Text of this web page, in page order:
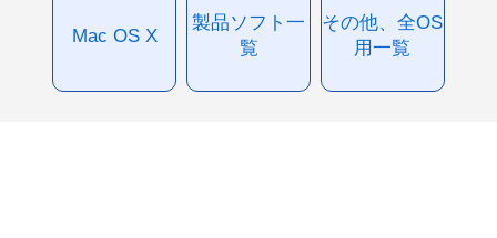
Mac OS X
製品ソフト一
覧
その他、全OS
用一覧